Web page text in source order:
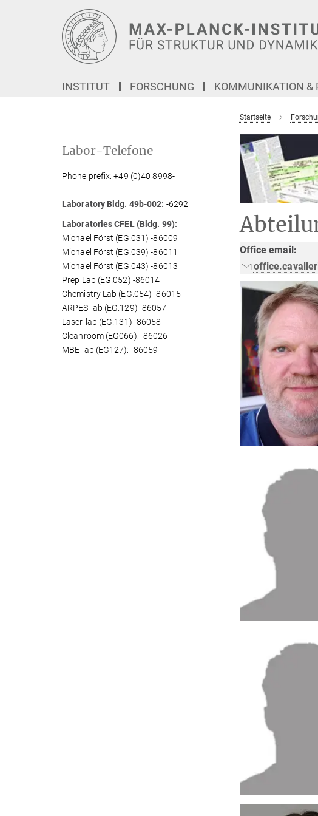
INSTITUT FORSCHUNG KOMMUNIKATION &
Startseite
Office email:
Labor-Telefone
Phone prefix: +49 (0)40 8998-
Laboratory Bldg. 49b-002: -6292
Laboratories CFEL (Bldg. 99):
Michael Först (EG.031) -86009
Michael Först (EG.039) -86011
Michael Först (EG.043) -86013
Prep Lab (EG.052) -86014
Chemistry Lab (EG.054) -86015
ARPES-lab (EG.129) -86057
Laser-lab (EG.131) -86058
Cleanroom (EG066): -86026
MBE-lab (EG127): -86059